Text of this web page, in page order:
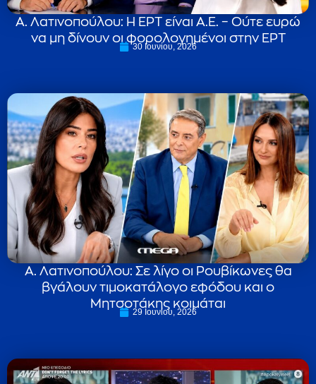
Α. Λατινοπούλου: Η ΕΡΤ είναι Α.Ε. – Ούτε ευρώ
να μη δίνουν οι φορολογημένοι στην ΕΡΤ
30 Ιουνίου, 2026
Α. Λατινοπούλου: Σε λίγο οι Ρουβίκωνες θα
βγάλουν τιμοκατάλογο εφόδου και ο
Μητσοτάκης κοιμάται
29 Ιουνίου, 2026